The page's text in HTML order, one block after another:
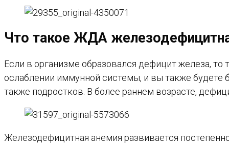
Что такое ЖДА
Если в организме образовался дефицит железа,
ослаблении иммунной системы, и вы также будете
также подростков. В более раннем возрасте,
Железодефицитная анемия развивается